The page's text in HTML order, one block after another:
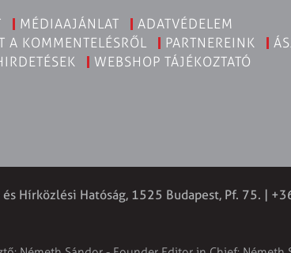
MÉDIAAJÁNLAT
ADATVÉDELEM
A KOMMENTELÉSRŐL
PARTNEREINK
WEBSHOP TÁJÉKOZTATÓ
Hírközlési Hatóság, 1525 Budapest, Pf. 75. |